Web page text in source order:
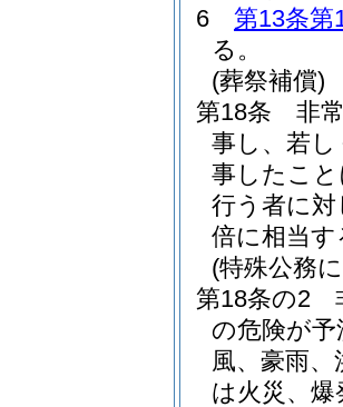
6
第13条第
る。
(葬祭補償)
第18条
非
事し、若
事したこ
行う者に
倍に相当
(特殊公務
第18条の2
の危険が
風、豪雨
は火災、